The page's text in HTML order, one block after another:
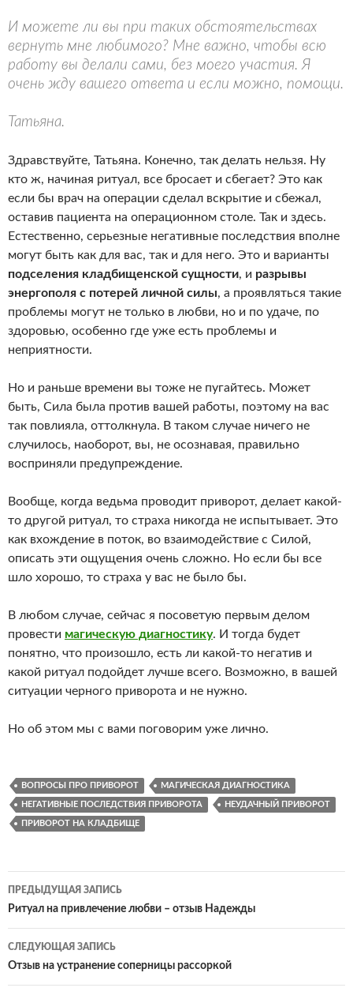
И можете ли вы при таких обстоятельствах
вернуть мне любимого? Мне важно, чтобы всю
работу вы делали сами, без моего участия. Я
очень жду вашего ответа и если можно, помощи.
Татьяна.
Здравствуйте, Татьяна. Конечно, так делать нельзя. Ну
кто ж, начиная ритуал, все бросает и сбегает? Это как
если бы врач на операции сделал вскрытие и сбежал,
оставив пациента на операционном столе. Так и здесь.
Естественно, серьезные негативные последствия вполне
могут быть как для вас, так и для него. Это и варианты
подселения кладбищенской сущности, и разрывы
энергополя с потерей личной силы, а проявляться такие
проблемы могут не только в любви, но и по удаче, по
здоровью, особенно где уже есть проблемы и
неприятности.
Но и раньше времени вы тоже не пугайтесь. Может
быть, Сила была против вашей работы, поэтому на вас
так повлияла, оттолкнула. В таком случае ничего не
случилось, наоборот, вы, не осознавая, правильно
восприняли предупреждение.
Вообще, когда ведьма проводит приворот, делает какой-
то другой ритуал, то страха никогда не испытывает. Это
как вхождение в поток, во взаимодействие с Силой,
описать эти ощущения очень сложно. Но если бы все
шло хорошо, то страха у вас не было бы.
В любом случае, сейчас я посоветую первым делом
провести магическую диагностику. И тогда будет
понятно, что произошло, есть ли какой-то негатив и
какой ритуал подойдет лучше всего. Возможно, в вашей
ситуации черного приворота и не нужно.
Но об этом мы с вами поговорим уже лично.
ВОПРОСЫ ПРО ПРИВОРОТ МАГИЧЕСКАЯ ДИАГНОСТИКА
НЕГАТИВНЫЕ ПОСЛЕДСТВИЯ ПРИВОРОТА НЕУДАЧНЫЙ ПРИВОРОТ
ПРИВОРОТ НА КЛАДБИЩЕ
Навигация
по
записям
ПРЕДЫДУЩАЯ ЗАПИСЬ
Ритуал на привлечение любви – отзыв Надежды
СЛЕДУЮЩАЯ ЗАПИСЬ
Отзыв на устранение соперницы рассоркой